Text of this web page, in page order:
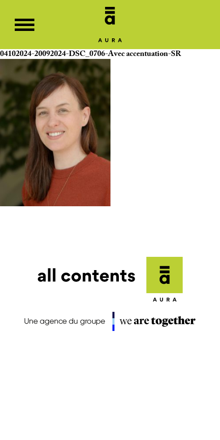
04102024-20092024-DSC_0706-Avec accentuation-SR